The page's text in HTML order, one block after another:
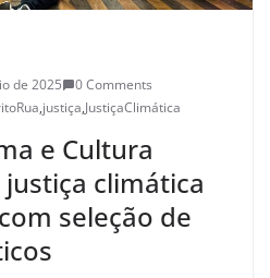
de 2025
0 Comments
,justiça,JustiçaClimática
e Cultura
climática
seleção de